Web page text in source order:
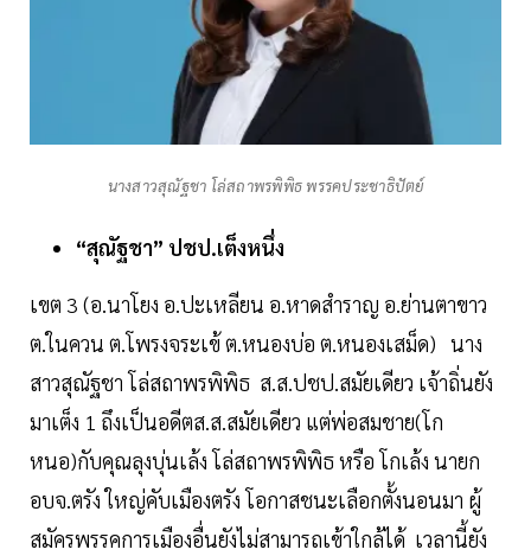
นางสาวสุณัฐชา โล่สถาพรพิพิธ พรรคประชาธิปัตย์
“สุณัฐชา” ปชป.เต็งหนึ่ง
เขต 3 (อ.นาโยง อ.ปะเหลียน อ.หาดสำราญ อ.ย่านตาขาว
ต.ในควน ต.โพรงจระเข้ ต.หนองบ่อ ต.หนองเสม็ด) นาง
สาวสุณัฐชา โล่สถาพรพิพิธ ส.ส.ปชป.สมัยเดียว เจ้าถิ่นยัง
มาเต็ง 1 ถึงเป็นอดีตส.ส.สมัยเดียว แต่พ่อสมชาย(โก
หนอ)กับคุณลุงบุ่นเล้ง โล่สถาพรพิพิธ หรือ โกเล้ง นายก
อบจ.ตรัง ใหญ่คับเมืองตรัง โอกาสชนะเลือกตั้งนอนมา ผู้
สมัครพรรคการเมืองอื่นยังไม่สามารถเข้าใกล้ได้ เวลานี้ยัง